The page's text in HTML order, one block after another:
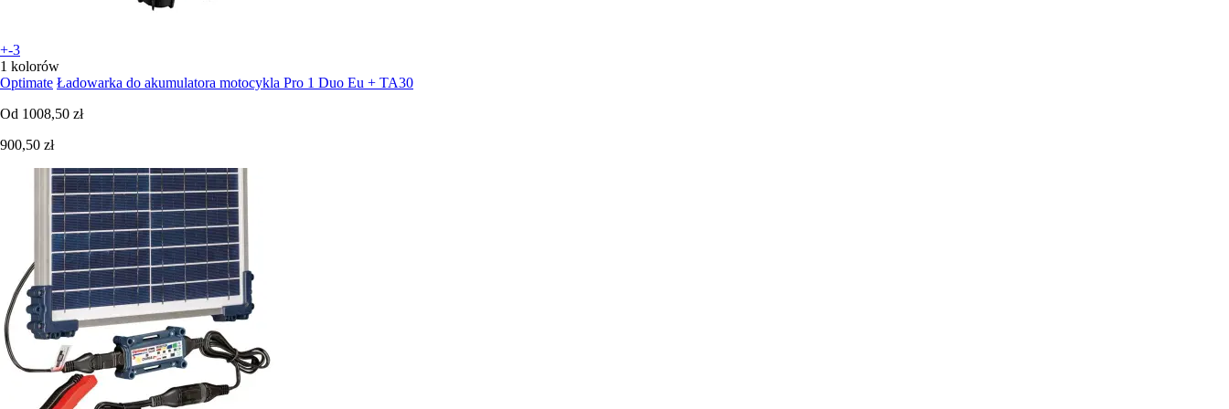
+-3
1 kolorów
Optimate Ładowarka do akumulatora motocykla Pro 1 Duo Eu + TA30
Od 1008,50 zł
900,50 zł